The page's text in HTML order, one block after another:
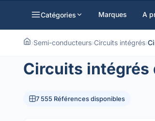
Catégories Marques A
›Semi-conducteurs›Circuits intégrés›
Circuits intégrés
7 555 Références disponibles